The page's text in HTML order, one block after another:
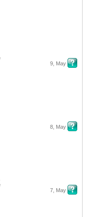
9, May
8, May
7, May